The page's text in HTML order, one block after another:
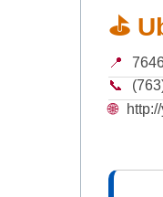
⛳
📍
📞
🌐